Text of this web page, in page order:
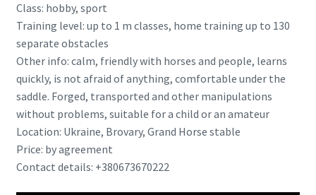
Class: hobby, sport
Training level: up to 1 m classes, home training up to 130
separate obstacles
Other info: calm, friendly with horses and people, learns
quickly, is not afraid of anything, comfortable under the
saddle. Forged, transported and other manipulations
without problems, suitable for a child or an amateur
Location: Ukraine, Brovary, Grand Horse stable
Price: by agreement
Contact details: +380673670222